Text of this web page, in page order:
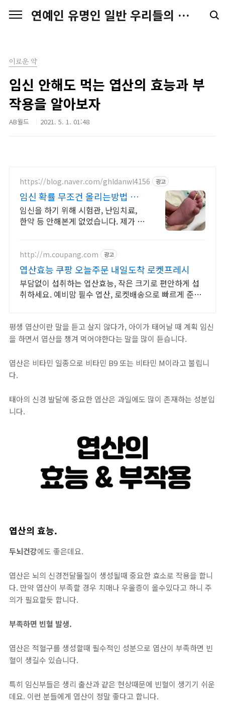
연예인 유명인 일반 우리들의 일상 스토리
이로운 약
임신 안해도 먹는 엽산의 효능과 부
작용을 알아보자
AB월드 2021. 5. 1. 01:48
https://blog.naver.com/ghldanwl4156 광고
임신 확률 무조건 올리는방법 자
연임신 성공했어요
임신을 하기 위해 시험관, 난임치료,
한약 등 안해본게 없었습니다. 제가 노
http://m.coupang.com 광고
엽산효능 쿠팡 오늘주문 내일도착 로켓프레시
부담없이 섭취하는 엽산효능, 작은 크기로 편안하게 섭
취하세요. 예비맘 필수 엽산, 로켓배송으로 빠르게 준비
평생 엽산이란 말을 듣고 살지 않다가, 아이가 태어날 때 계획 임신
을 하면서 엽산을 챙겨 먹어야한다는 말을 많이 듣습니다.
엽산은 비타민 일종으로 비타민 B9 또는 비타민 M이라고 불립니
다.
태아의 신경 발달에 중요한 엽산은 과일에도 많이 존재하는 성분입
니다.
엽산의 효능.
두뇌건강에도 좋은데요.
엽산은 뇌의 신경전달물질이 생성될때 중요한 효소로 작용을 합니
다. 만약 엽산이 부족할 경우 치매나 우울증이 올수있다고 하니 주
의가 필요할듯 합니다.
부족하면 빈혈 발생.
엽산은 적혈구를 생성할때 필수적인 성분으로 엽산이 부족하면 빈
혈이 생길수 있습니다.
특히 임신부들은 생리 출산과 같은 현상때문에 빈혈이 생기기 쉬운
데요. 이런 분들에게 엽산이 정말 좋다고 합니다.